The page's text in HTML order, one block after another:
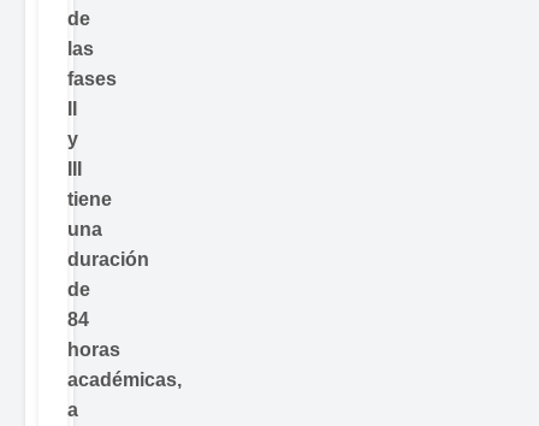
de
las
fases
y
tiene
una
duración
de
84
horas
académicas,
a